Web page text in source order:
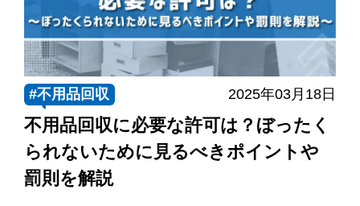
#不用品回収 2025年03月18日
不用品回収に必要な許可は？ぼったく
られないために見るべきポイントや
罰則を解説